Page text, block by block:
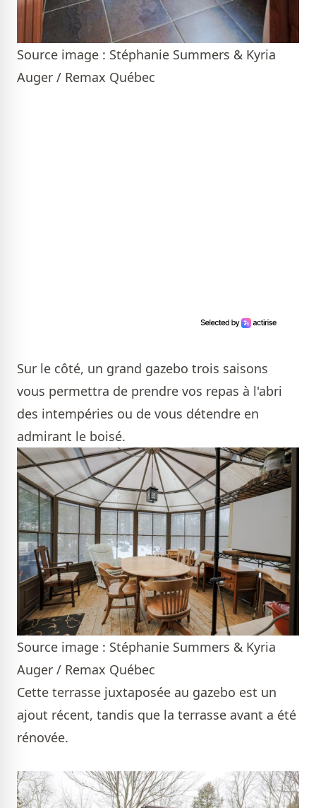
Source image : Stéphanie Summers & Kyria
Auger / Remax Québec
Sur le côté, un grand gazebo trois saisons
vous permettra de prendre vos repas à l'abri
des intempéries ou de vous détendre en
admirant le boisé.
Source image : Stéphanie Summers & Kyria
Auger / Remax Québec
Cette terrasse juxtaposée au gazebo est un
ajout récent, tandis que la terrasse avant a été
rénovée.